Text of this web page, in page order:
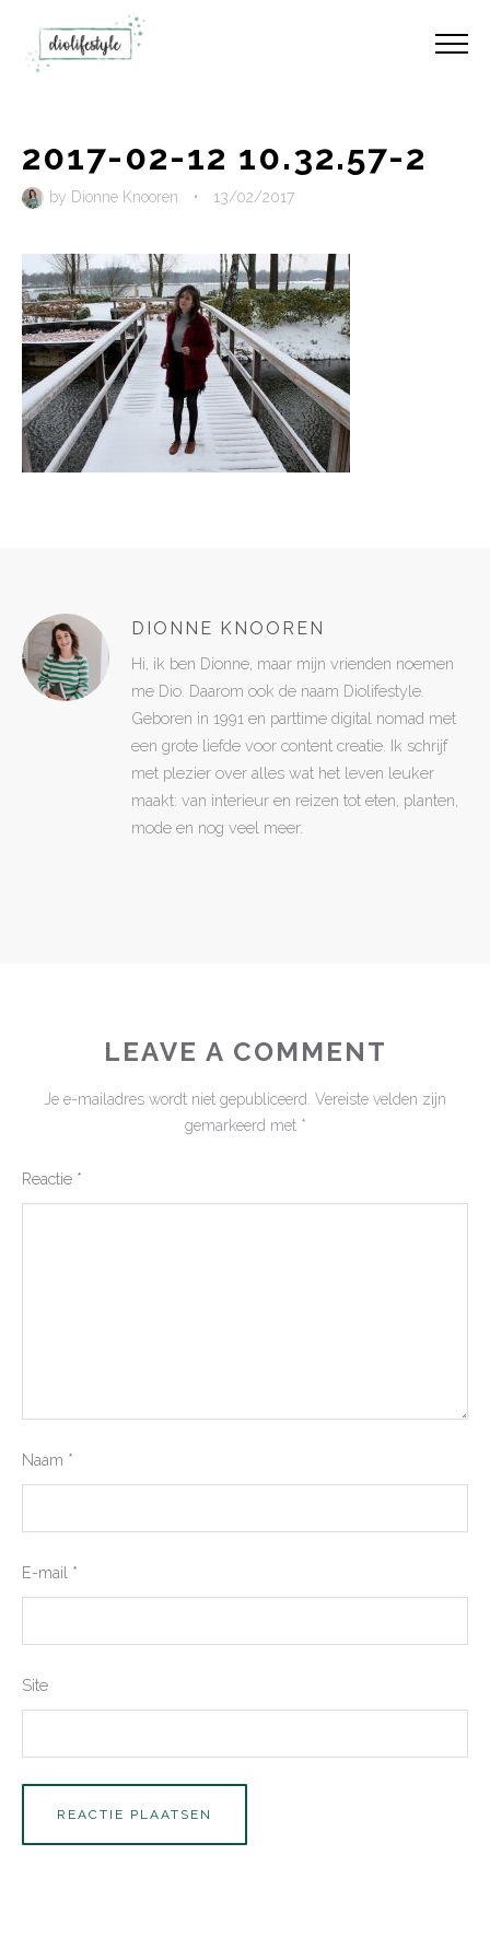
2017-02-12 10.32.57-2
by Dionne Knooren • 13/02/2017
DIONNE KNOOREN
Hi, ik ben Dionne, maar mijn vrienden noemen
me Dio. Daarom ook de naam Diolifestyle.
Geboren in 1991 en parttime digital nomad met
een grote liefde voor content creatie. Ik schrijf
met plezier over alles wat het leven leuker
maakt: van interieur en reizen tot eten, planten,
mode en nog veel meer.
LEAVE A COMMENT
Je e-mailadres wordt niet gepubliceerd. Vereiste velden zijn
gemarkeerd met *
Reactie *
Naam *
E-mail *
Site